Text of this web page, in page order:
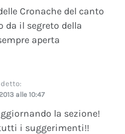
Cronache del canto
da il segreto della
aperta
alle 10:47
la sezione!
i suggerimenti!!